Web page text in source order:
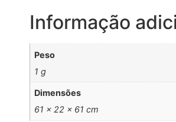
Informação
Peso
1 g
Dimensões
61 × 22 × 61 cm